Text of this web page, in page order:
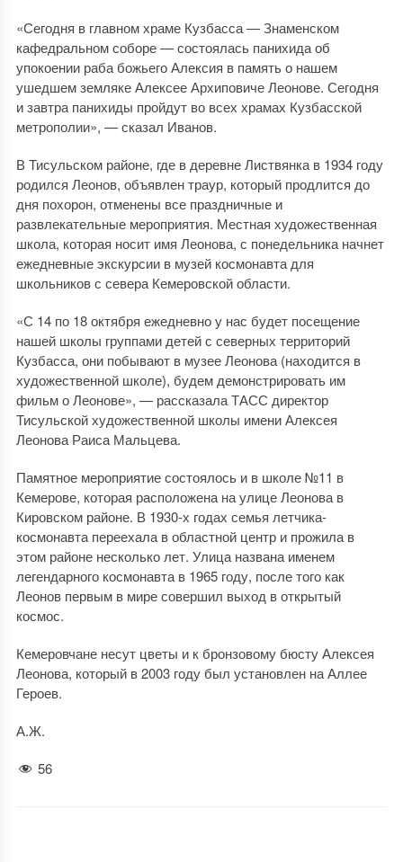
«Сегодня в главном храме Кузбасса — Знаменском
кафедральном соборе — состоялась панихида об
упокоении раба божьего Алексия в память о нашем
ушедшем земляке Алексее Архиповиче Леонове. Сегодня
и завтра панихиды пройдут во всех храмах Кузбасской
метрополии», — сказал Иванов.
В Тисульском районе, где в деревне Листвянка в 1934 году
родился Леонов, объявлен траур, который продлится до
дня похорон, отменены все праздничные и
развлекательные мероприятия. Местная художественная
школа, которая носит имя Леонова, с понедельника начнет
ежедневные экскурсии в музей космонавта для
школьников с севера Кемеровской области.
«С 14 по 18 октября ежедневно у нас будет посещение
нашей школы группами детей с северных территорий
Кузбасса, они побывают в музее Леонова (находится в
художественной школе), будем демонстрировать им
фильм о Леонове», — рассказала ТАСС директор
Тисульской художественной школы имени Алексея
Леонова Раиса Мальцева.
Памятное мероприятие состоялось и в школе №11 в
Кемерове, которая расположена на улице Леонова в
Кировском районе. В 1930-х годах семья летчика-
космонавта переехала в областной центр и прожила в
этом районе несколько лет. Улица названа именем
легендарного космонавта в 1965 году, после того как
Леонов первым в мире совершил выход в открытый
космос.
Кемеровчане несут цветы и к бронзовому бюсту Алексея
Леонова, который в 2003 году был установлен на Аллее
Героев.
А.Ж.
56